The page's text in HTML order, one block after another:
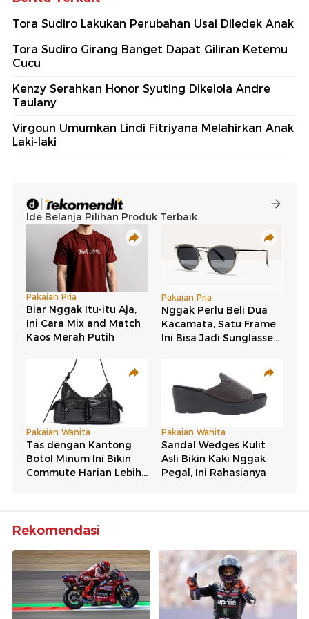
Tora Sudiro Lakukan Perubahan Usai Diledek Anak
Tora Sudiro Girang Banget Dapat Giliran Ketemu
Cucu
Kenzy Serahkan Honor Syuting Dikelola Andre
Taulany
Virgoun Umumkan Lindi Fitriyana Melahirkan Anak
Laki-laki
Rekomendasi